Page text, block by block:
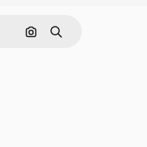
Поиск по изображению
Поиск